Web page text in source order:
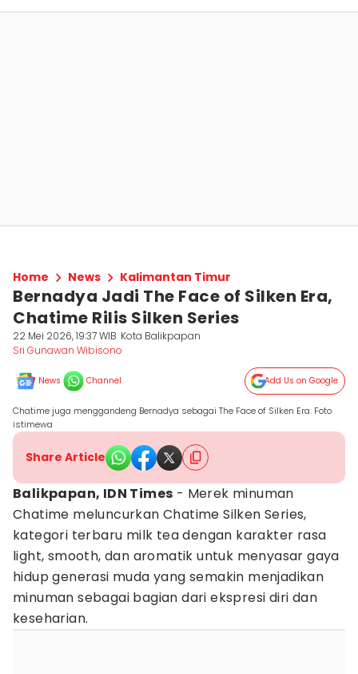
Home News Kalimantan Timur
Bernadya Jadi The Face of Silken Era,
Chatime Rilis Silken Series
22 Mei 2026, 19:37 WIB Kota Balikpapan
Sri Gunawan Wibisono
News Channel Add Us on Google
Chatime juga menggandeng Bernadya sebagai The Face of Silken Era. Foto
istimewa
Share Article
Balikpapan, IDN Times - Merek minuman
Chatime meluncurkan Chatime Silken Series,
kategori terbaru milk tea dengan karakter rasa
light, smooth, dan aromatik untuk menyasar gaya
hidup generasi muda yang semakin menjadikan
minuman sebagai bagian dari ekspresi diri dan
keseharian.